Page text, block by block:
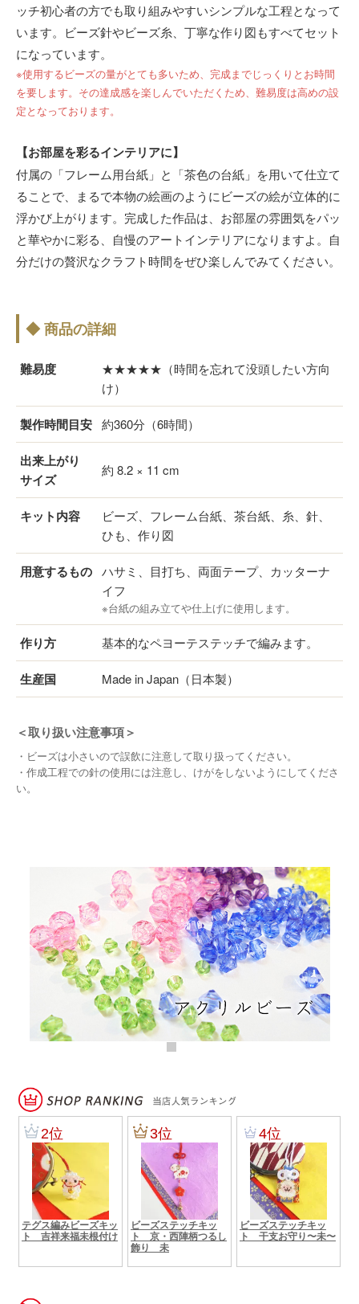
ッチ初心者の方でも取り組みやすいシンプルな工程となって
います。ビーズ針やビーズ糸、丁寧な作り図もすべてセット
になっています。
※使用するビーズの量がとても多いため、完成までじっくりとお時間
を要します。その達成感を楽しんでいただくため、難易度は高めの設
定となっております。
【お部屋を彩るインテリアに】
付属の「フレーム用台紙」と「茶色の台紙」を用いて仕立て
ることで、まるで本物の絵画のようにビーズの絵が立体的に
浮かび上がります。完成した作品は、お部屋の雰囲気をパッ
と華やかに彩る、自慢のアートインテリアになりますよ。自
分だけの贅沢なクラフト時間をぜひ楽しんでみてください。
◆ 商品の詳細
難易度
★★★★★（時間を忘れて没頭したい方向
け）
製作時間目安 約360分（6時間）
出来上がり
サイズ
約 8.2 × 11 cm
キット内容
ビーズ、フレーム台紙、茶台紙、糸、針、
ひも、作り図
用意するもの ハサミ、目打ち、両面テープ、カッターナ
イフ
※台紙の組み立てや仕上げに使用します。
作り方 基本的なペヨーテステッチで編みます。
生産国 Made in Japan（日本製）
＜取り扱い注意事項＞
・ビーズは小さいので誤飲に注意して取り扱ってください。
・作成工程での針の使用には注意し、けがをしないようにしてくださ
い。